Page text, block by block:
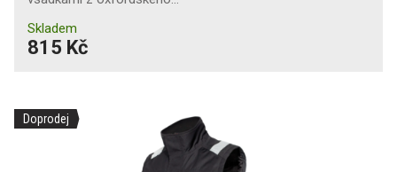
Skladem
815 Kč
Doprodej